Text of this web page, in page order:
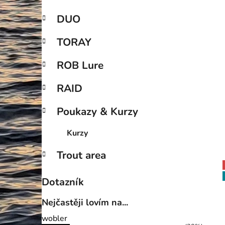
DUO
TORAY
ROB Lure
RAID
Poukazy & Kurzy
Kurzy
Trout area
Dotazník
Nejčastěji lovím na...
wobler